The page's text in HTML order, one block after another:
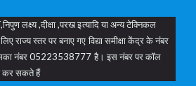
लक्ष्य ,दीक्षा ,परख इत्यादि या अन्य टेक्निकल
स्तर पर बनाए गए विद्या समीक्षा केंद्र के नंबर
नंबर 05223538777 है। इस नंबर पर कॉल
कर सकते हैं